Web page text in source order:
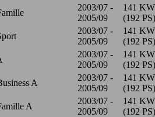
2003/07 -
2005/09
141 KW
(192 PS)
2003/07 -
2005/09
141 KW
(192 PS)
2003/07 -
2005/09
141 KW
(192 PS)
A
2003/07 -
2005/09
141 KW
(192 PS)
A
2003/07 -
2005/09
141 KW
(192 PS)